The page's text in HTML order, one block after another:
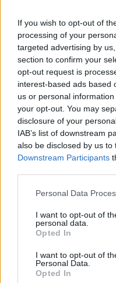
If you wish to opt-out of
processing of your
targeted advertising by
section to confirm your
opt-out request is
interest-based ads based
us or personal
your opt-out. You may
disclosure of your
IAB’s list of downstream
also be disclosed by us to
Downstream Participants
Please note that this
not limited to your visit or
grant or deny consent to
use your data for below
consent section.
Personal Data
I want to opt-out of
personal data.
Opted In
I want to opt-out of
Personal Data.
Opted In
Viszont nem lepődött
interjúbanelmondta,
kezdeményezte, hogy
csapatba, majd ...